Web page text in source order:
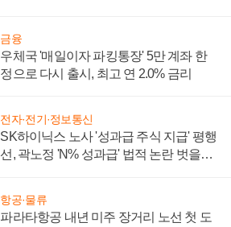
금융
우체국 '매일이자 파킹통장' 5만 계좌 한
정으로 다시 출시, 최고 연 2.0% 금리
전자·전기·정보통신
SK하이닉스 노사 '성과급 주식 지급' 평행
선, 곽노정 'N% 성과급' 법적 논란 벗을지
항공·물류
파라타항공 내년 미주 장거리 노선 첫 도